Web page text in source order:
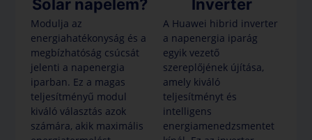
Solar napelem?
Modulja az
energiahatékonyság és a
megbízhatóság csúcsát
jelenti a napenergia
iparban. Ez a magas
teljesítményű modul
kiváló választás azok
számára, akik maximális
Inverter
A Huawei hibrid inverter
a napenergia iparág
egyik vezető
szereplőjének újítása,
amely kiváló
teljesítményt és
intelligens
energiamenedzsmentet